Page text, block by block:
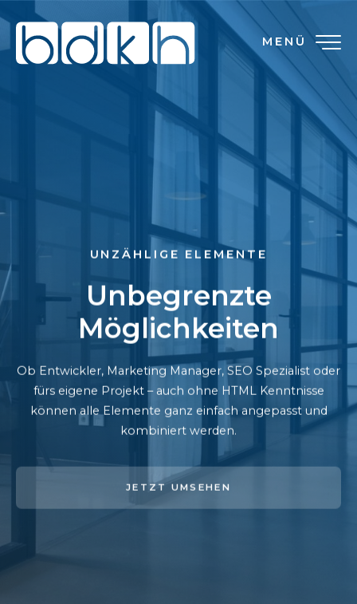
MENÜ
UNZÄHLIGE ELEMENTE
Unbegrenzte
Möglichkeiten
Ob Entwickler, Marketing Manager, SEO Spezialist oder
fürs eigene Projekt – auch ohne HTML Kenntnisse
können alle Elemente ganz einfach angepasst und
kombiniert werden.
JETZT UMSEHEN